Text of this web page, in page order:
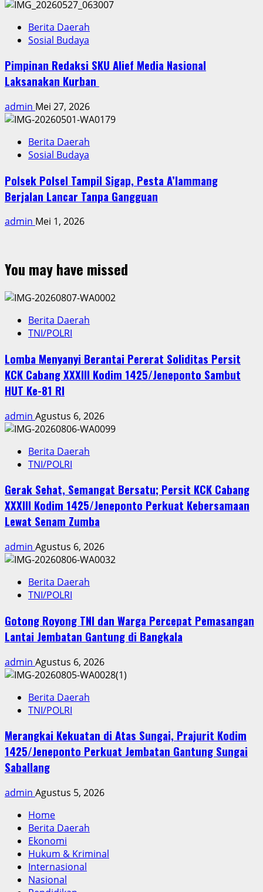
Berita Daerah
Sosial Budaya
Pimpinan Redaksi SKU Alief Media Nasional
Laksanakan Kurban
admin Mei 27, 2026
Berita Daerah
Sosial Budaya
Polsek Polsel Tampil Sigap, Pesta A’lammang
Berjalan Lancar Tanpa Gangguan
admin Mei 1, 2026
You may have missed
Berita Daerah
TNI/POLRI
Lomba Menyanyi Berantai Pererat Soliditas Persit
KCK Cabang XXXIII Kodim 1425/Jeneponto Sambut
HUT Ke-81 RI
admin Agustus 6, 2026
Berita Daerah
TNI/POLRI
Gerak Sehat, Semangat Bersatu; Persit KCK Cabang
XXXIII Kodim 1425/Jeneponto Perkuat Kebersamaan
Lewat Senam Zumba
admin Agustus 6, 2026
Berita Daerah
TNI/POLRI
Gotong Royong TNI dan Warga Percepat Pemasangan
Lantai Jembatan Gantung di Bangkala
admin Agustus 6, 2026
Berita Daerah
TNI/POLRI
Merangkai Kekuatan di Atas Sungai, Prajurit Kodim
1425/Jeneponto Perkuat Jembatan Gantung Sungai
Saballang
admin Agustus 5, 2026
Home
Berita Daerah
Ekonomi
Hukum & Kriminal
Internasional
Nasional